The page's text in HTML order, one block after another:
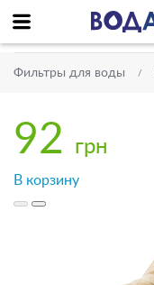
Фильтры для воды
92 грн
В корзину